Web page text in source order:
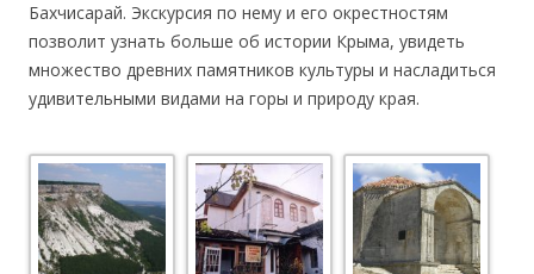
Бахчисарай. Экскурсия по нему и его окрестностям
позволит узнать больше об истории Крыма, увидеть
множество древних памятников культуры и насладиться
удивительными видами на горы и природу края.